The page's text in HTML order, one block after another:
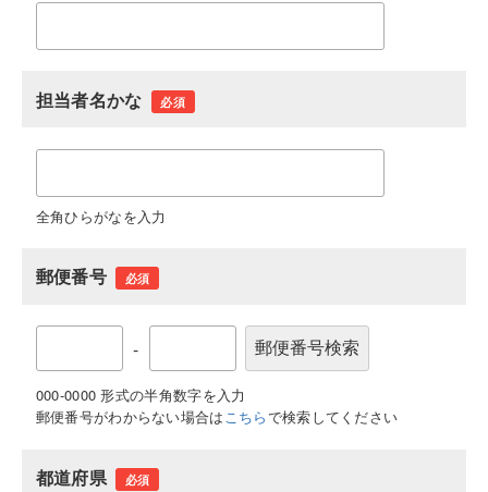
担当者名かな 必須
全角ひらがなを入力
郵便番号 必須
-
000-0000 形式の半角数字を入力
郵便番号がわからない場合はこちらで検索してください
都道府県 必須